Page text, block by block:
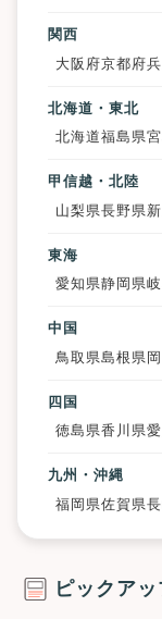
関西
大阪府京都府
北海道・東北
北海道福島県
甲信越・北陸
山梨県長野県
東海
愛知県静岡県
中国
鳥取県島根県
四国
徳島県香川県
九州・沖縄
福岡県佐賀県
ピックアッ